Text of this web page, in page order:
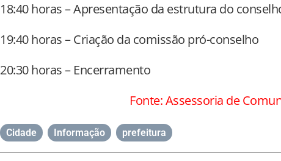
18:40 horas – Apresentação da estrutura do
19:40 horas – Criação da comissão pró-conselho
20:30 horas – Encerramento
Fonte: Assessoria de
Cidade Informação prefeitura